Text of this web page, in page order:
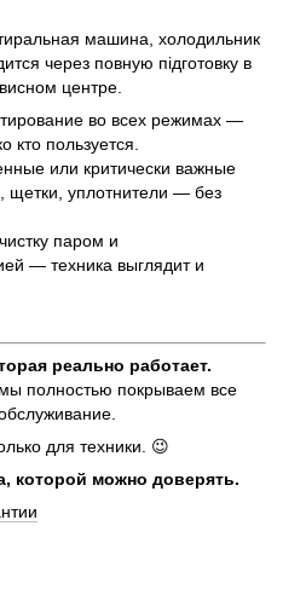
машина, холодильник
через повную підготовку в
центре.
во всех режимах —
кто пользуется.
или критически важные
щетки, уплотнители — без
паром и
— техника выглядит и
реально работает.
полностью покрываем все
для техники. 😉
которой можно доверять.